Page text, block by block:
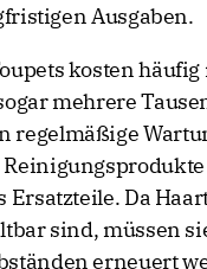
Ausgaben.
kosten
mehrere
regelmäßige
Ersatzteile. Da
sind, müssen
erneuert